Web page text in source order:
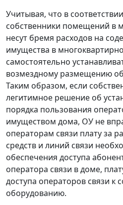
Учитывая, что в
собственники помещений в
несут бремя расходов на
имущества в
самостоятельно
возмездному размещению
Таким образом, если
легитимное решение об
порядка пользования
имуществом дома, ОУ не
операторам связи плату за
средств и линий связи
обеспечения доступа
оператора связи в доме,
доступа операторов связи к
оборудованию.